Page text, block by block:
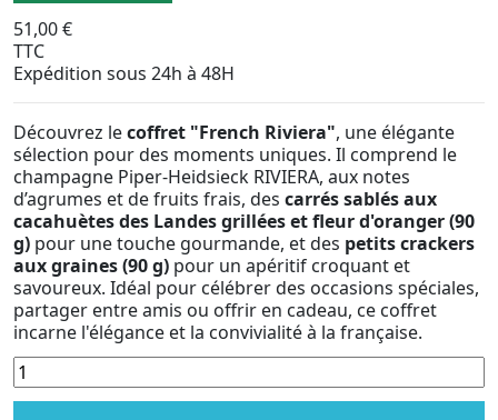
51,00 €
TTC
Expédition sous 24h à 48H
Découvrez lecoffret "French Riviera", une élégante
sélection pour des moments uniques. Il comprend le
champagne Piper-Heidsieck RIVIERA, aux notes
d’agrumes et de fruits frais, des carrés sablés aux
cacahuètes des Landes grillées et fleur d'oranger (90
g) pour une touche gourmande, et des petits crackers
aux graines (90 g) pour un apéritif croquant et
savoureux. Idéal pour célébrer des occasions spéciales,
partager entre amis ou offrir en cadeau, ce coffret
incarne l'élégance et la convivialité à la française.